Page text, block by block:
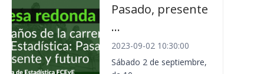
Pasado, presente
...
2023-09-02 10:30:00
Sábado 2 de septiembre,